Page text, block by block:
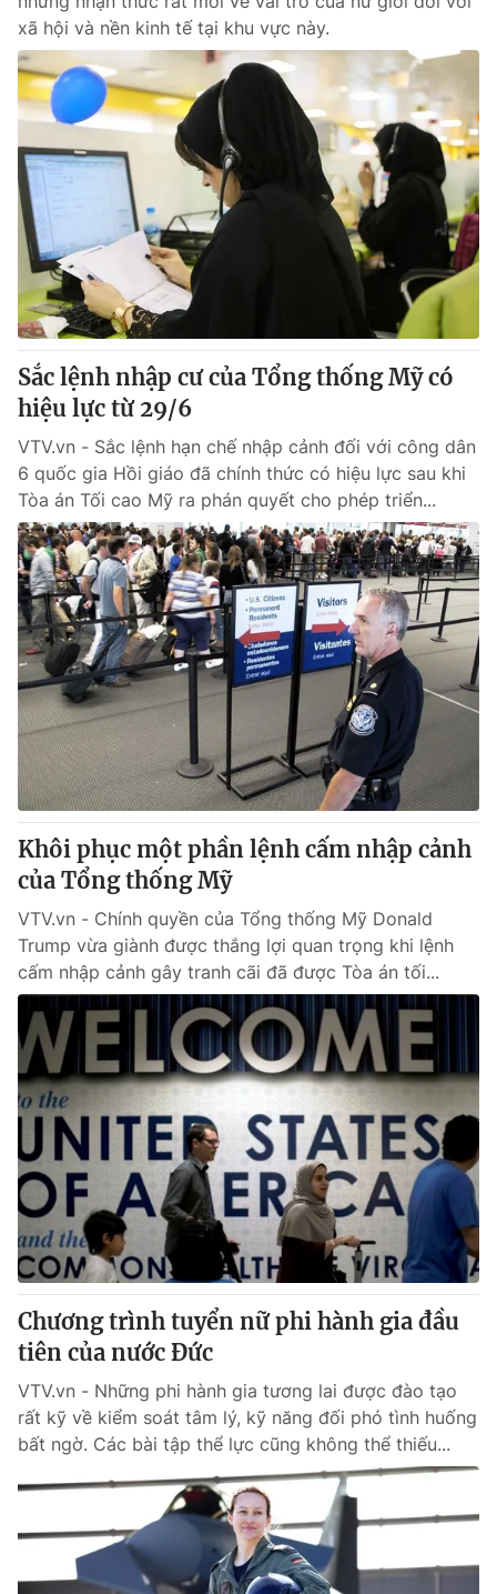
xã hội và nền kinh tế tại khu vực này.
Sắc lệnh nhập cư của Tổng thống Mỹ có
hiệu lực từ 29/6
VTV.vn - Sắc lệnh hạn chế nhập cảnh đối với công dân
6 quốc gia Hồi giáo đã chính thức có hiệu lực sau khi
Tòa án Tối cao Mỹ ra phán quyết cho phép triển...
Khôi phục một phần lệnh cấm nhập cảnh
của Tổng thống Mỹ
VTV.vn - Chính quyền của Tổng thống Mỹ Donald
Trump vừa giành được thắng lợi quan trọng khi lệnh
cấm nhập cảnh gây tranh cãi đã được Tòa án tối...
Chương trình tuyển nữ phi hành gia đầu
tiên của nước Đức
VTV.vn - Những phi hành gia tương lai được đào tạo
rất kỹ về kiểm soát tâm lý, kỹ năng đối phó tình huống
bất ngờ. Các bài tập thể lực cũng không thể thiếu...